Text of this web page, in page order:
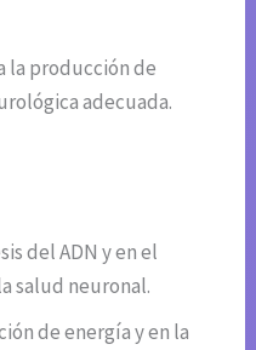
la producción de
adecuada.
del ADN y en el
salud neuronal.
de energía y en la